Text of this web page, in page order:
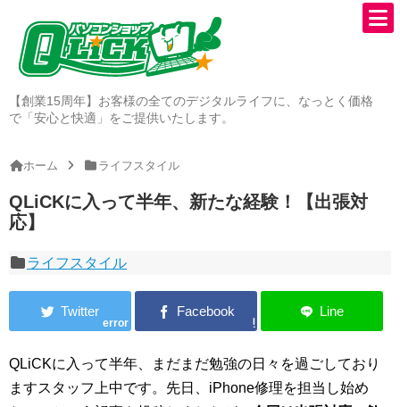
【創業15周年】お客様の全てのデジタルライフに、なっとく価格
で「安心と快適」をご提供いたします。
ホーム ライフスタイル
QLiCKに入って半年、新たな経験！【出張対
応】
ライフスタイル
error
QLiCKに入って半年、まだまだ勉強の日々を過ごしており
ますスタッフ上中です。先日、iPhone修理を担当し始め